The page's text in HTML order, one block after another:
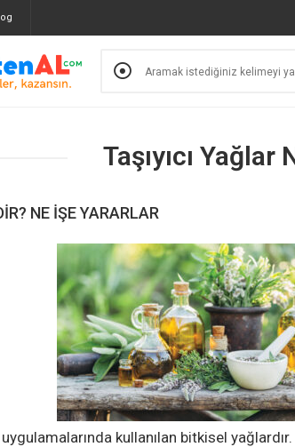
Taşıyıcı
NE İŞE YARARLAR
kullanılan bitkisel